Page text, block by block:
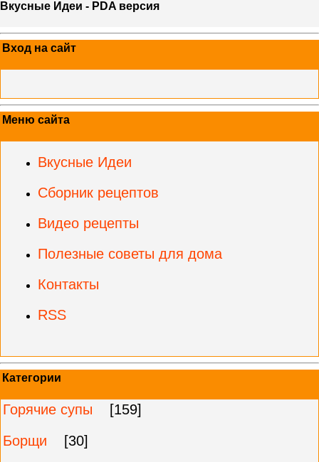
Вкусные Идеи - PDA версия
Вход на сайт
Меню сайта
Вкусные Идеи
Сборник рецептов
Видео рецепты
Полезные советы для дома
Контакты
RSS
Категории
Горячие супы
[159]
Борщи
[30]